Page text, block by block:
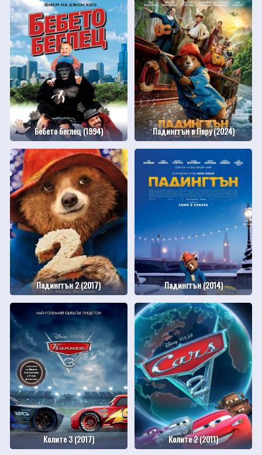
Бебето беглец (1994) Падингтън в Перу (2024)
Падингтън 2 (2017) Падингтън (2014)
Колите 3 (2017) Колите 2 (2011)